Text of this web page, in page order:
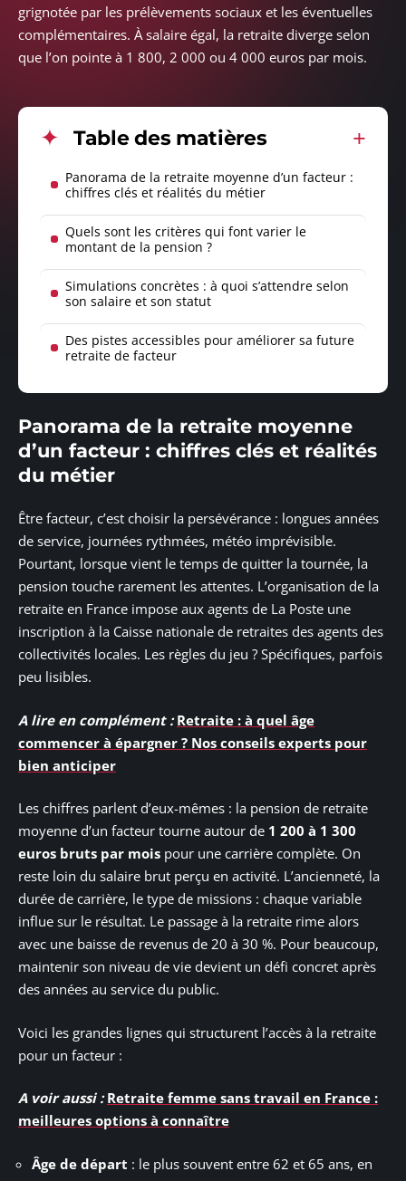
grignotée par les prélèvements sociaux et les éventuelles
complémentaires. À salaire égal, la retraite diverge selon
que l’on pointe à 1 800, 2 000 ou 4 000 euros par mois.
Table des matières
Panorama de la retraite moyenne d’un facteur :
chiffres clés et réalités du métier
Quels sont les critères qui font varier le
montant de la pension ?
Simulations concrètes : à quoi s’attendre selon
son salaire et son statut
Des pistes accessibles pour améliorer sa future
retraite de facteur
Panorama de la retraite moyenne
d’un facteur : chiffres clés et réalités
du métier
Être facteur, c’est choisir la persévérance : longues années
de service, journées rythmées, météo imprévisible.
Pourtant, lorsque vient le temps de quitter la tournée, la
pension touche rarement les attentes. L’organisation de la
retraite en France impose aux agents de La Poste une
inscription à la Caisse nationale de retraites des agents des
collectivités locales. Les règles du jeu ? Spécifiques, parfois
peu lisibles.
A lire en complément : Retraite : à quel âge
commencer à épargner ? Nos conseils experts pour
bien anticiper
Les chiffres parlent d’eux-mêmes : la pension de retraite
moyenne d’un facteur tourne autour de 1 200 à 1 300
euros bruts par mois pour une carrière complète. On
reste loin du salaire brut perçu en activité. L’ancienneté, la
durée de carrière, le type de missions : chaque variable
influe sur le résultat. Le passage à la retraite rime alors
avec une baisse de revenus de 20 à 30 %. Pour beaucoup,
maintenir son niveau de vie devient un défi concret après
des années au service du public.
Voici les grandes lignes qui structurent l’accès à la retraite
pour un facteur :
A voir aussi : Retraite femme sans travail en France :
meilleures options à connaître
Âge de départ : le plus souvent entre 62 et 65 ans, en